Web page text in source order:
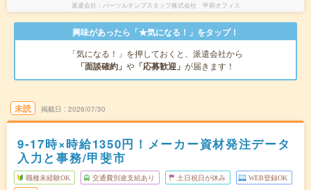
派遣会社 パーソルテンプスタッフ株式会社 甲府オフィス
興味があったら「★気になる！」をタップ！
「気になる！」を押しておくと、派遣会社から
「面談確約」 や 「応募歓迎」 が届きます！
未読 掲載日 2026/07/30
9-17時×時給1350円！メーカー資材発注データ
入力と事務/甲斐市
職種未経験OK 交通費別途支給あり 土日祝日が休み WEB登録OK